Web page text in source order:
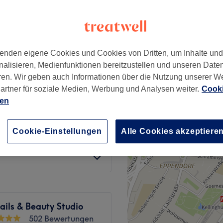
25 €
36 €
15 €
18 €
& Beauty Studio
502 Bewertungen
eigene Cookies und Cookies von Dritten, um Inhalte
Medienfunktionen bereitzustellen und unseren
Wir geben auch Informationen über die Nutzung unserer
für soziale Medien, Werbung und Analysen weiter.
Cookie-Einstellungen Alle Cookies akzeptieren